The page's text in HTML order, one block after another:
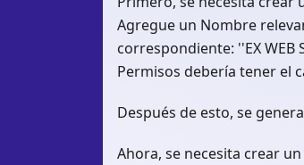
Agregue un Nombre
correspondiente: ''EX WEB
Permisos debería tener el
Después de esto, se
Ahora, se necesita crear